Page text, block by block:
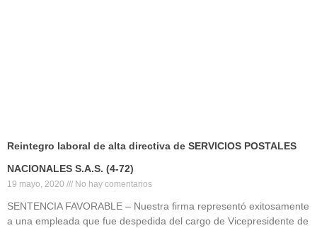
Reintegro laboral de alta directiva de SERVICIOS POSTALES
NACIONALES S.A.S. (4-72)
19 mayo, 2020 No hay comentarios
SENTENCIA FAVORABLE – Nuestra firma representó exitosamente
a una empleada que fue despedida del cargo de Vicepresidente de